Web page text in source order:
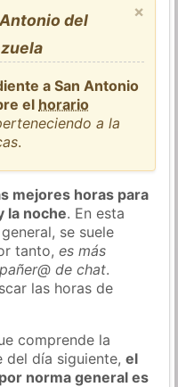
×
del
a San Antonio
el horario
a la
.
mejores horas para
la noche. En esta
se suele
tanto,es más
de chat.
las horas de
comprende la
del día siguiente,el
norma general es